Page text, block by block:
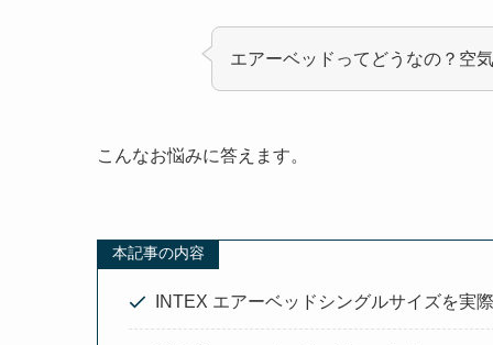
エアーベッドってどうなの？空
こんなお悩みに答えます。
本記事の内容
INTEX エアーベッドシングルサイズを実